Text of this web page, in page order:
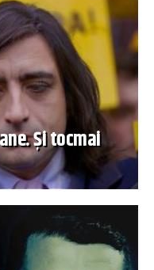
Și tocmai